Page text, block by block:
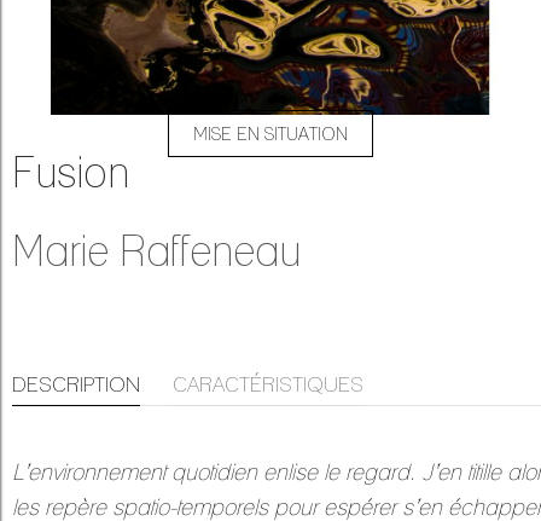
MISE EN SITUATION
Fusion
Marie Raffeneau
DESCRIPTION CARACTÉRISTIQUES
L’environnement quotidien enlise le regard. J’en titille
les repère spatio-temporels pour espérer s’en